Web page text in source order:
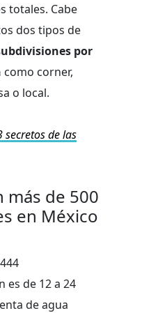
totales. Cabe
dos tipos de
por
como corner,
o local.
secretos de las
más de 500
en México
es de 12 a 24
de agua